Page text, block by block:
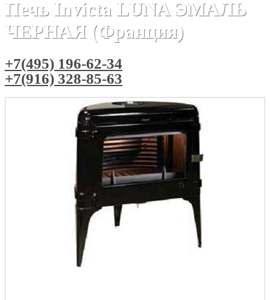
Печь Invicta LUNA ЭМАЛЬ
ЧЕРНАЯ (Франция)
+7(495) 196-62-34
+7(916) 328-85-63